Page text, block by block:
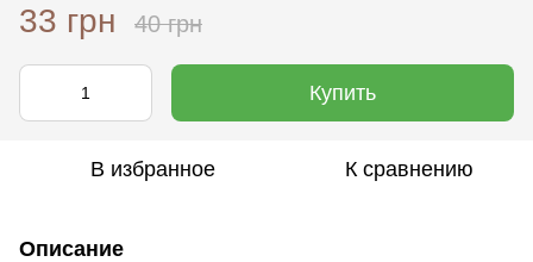
33 грн 40 грн
Купить
В избранное К сравнению
Описание